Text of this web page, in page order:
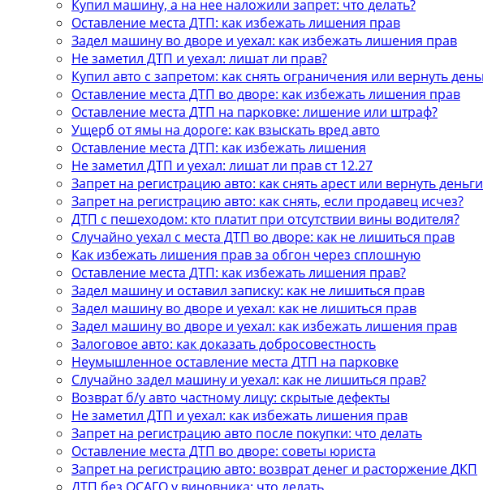
Купил машину, а на нее наложили запрет: что делать?
Оставление места ДТП: как избежать лишения прав
Задел машину во дворе и уехал: как избежать лишения прав
Не заметил ДТП и уехал: лишат ли прав?
Купил авто с запретом: как снять ограничения или вернуть
Оставление места ДТП во дворе: как избежать лишения прав
Оставление места ДТП на парковке: лишение или штраф?
Ущерб от ямы на дороге: как взыскать вред авто
Оставление места ДТП: как избежать лишения
Не заметил ДТП и уехал: лишат ли прав ст 12.27
Запрет на регистрацию авто: как снять арест или вернуть деньги
Запрет на регистрацию авто: как снять, если продавец исчез?
ДТП с пешеходом: кто платит при отсутствии вины водителя?
Случайно уехал с места ДТП во дворе: как не лишиться прав
Как избежать лишения прав за обгон через сплошную
Оставление места ДТП: как избежать лишения прав?
Задел машину и оставил записку: как не лишиться прав
Задел машину во дворе и уехал: как не лишиться прав
Задел машину во дворе и уехал: как избежать лишения прав
Залоговое авто: как доказать добросовестность
Неумышленное оставление места ДТП на парковке
Случайно задел машину и уехал: как не лишиться прав?
Возврат б/у авто частному лицу: скрытые дефекты
Не заметил ДТП и уехал: как избежать лишения прав
Запрет на регистрацию авто после покупки: что делать
Оставление места ДТП во дворе: советы юриста
Запрет на регистрацию авто: возврат денег и расторжение ДКП